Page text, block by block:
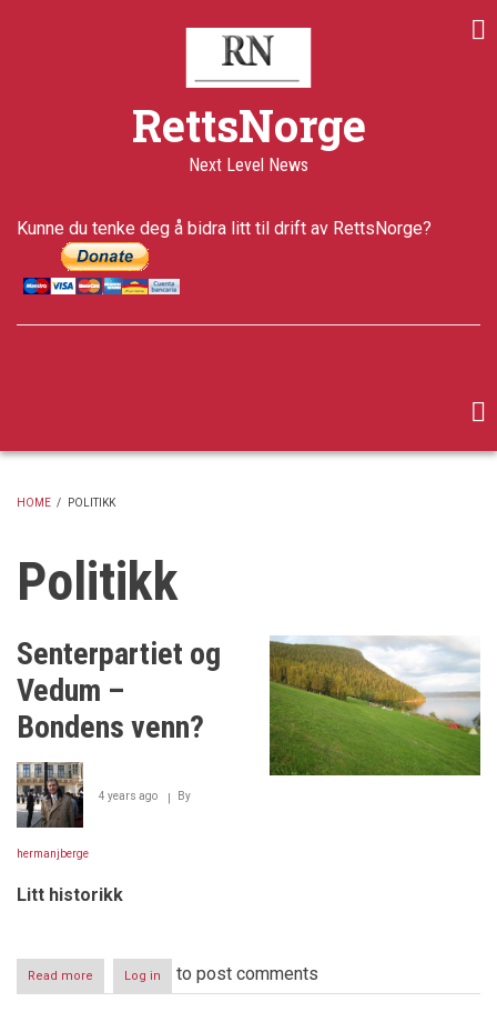
RettsNorge
Next Level News
Kunne du tenke deg å bidra litt til drift av RettsNorge?
HOME / POLITIKK
Politikk
Senterpartiet og
Vedum –
Bondens venn?
4 years ago By
hermanjberge
Litt historikk
Read more
Senterpartiet
Log in to post comments